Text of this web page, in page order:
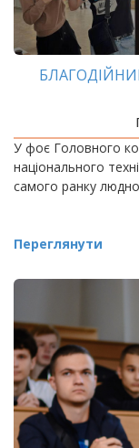
У фоє Головного
національного
самого ранку
Переглянути